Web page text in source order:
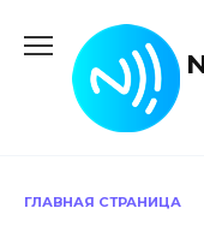
содержанию
ГЛАВНАЯ СТРАНИЦА